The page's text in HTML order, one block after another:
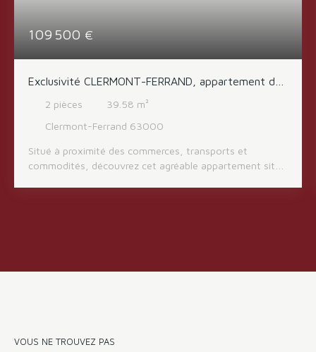
109 500 €
Exclusivité CLERMONT-FERRAND, appartement de
type 2 avec garage et cave
2 pièces 39.58 m²
Clermont-Ferrand 63000
Situé à proximité des commerces, transports et
commodités, découvrez cet agréable appartement situé
bénéficie d’un cadre de vie pratique et agréable, idéal
VOUS NE TROUVEZ PAS